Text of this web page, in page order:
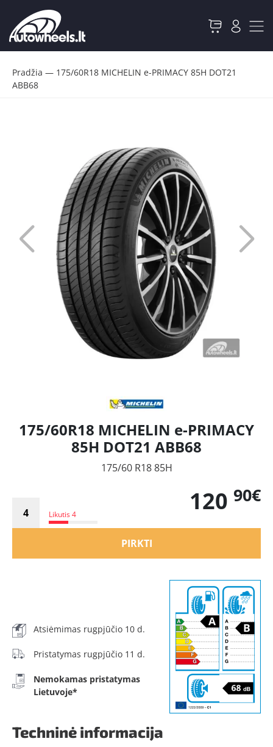
Pradžia — 175/60R18 MICHELIN e-PRIMACY 85H DOT21
ABB68
175/60R18 MICHELIN e-PRIMACY
85H DOT21 ABB68
175/60 R18 85H
Likutis 4 120 90€
PIRKTI
Atsiėmimas rugpjūčio 10 d.
Pristatymas rugpjūčio 11 d.
Nemokamas pristatymas
Lietuvoje*
Techninė informacija